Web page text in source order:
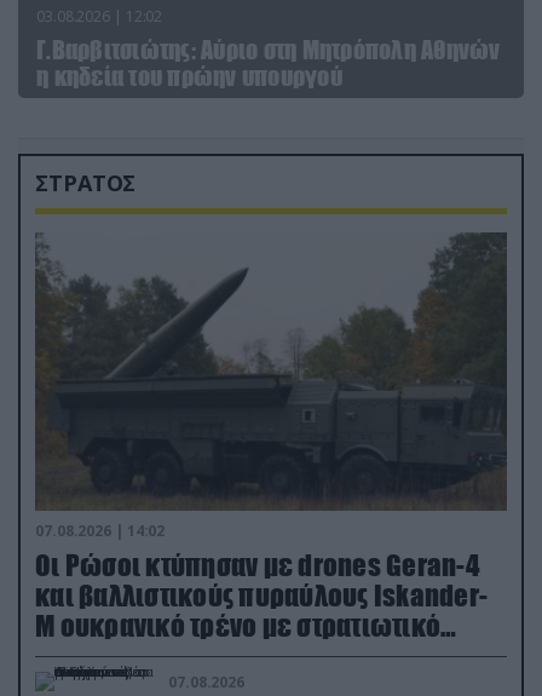
03.08.2026 | 12:02
Γ.Βαρβιτσιώτης: Aύριο στη Μητρόπολη Αθηνών
η κηδεία του πρώην υπουργού
ΣΤΡΑΤΟΣ
07.08.2026 | 14:02
Οι Ρώσοι κτύπησαν με drones Geran-4
και βαλλιστικούς πυραύλους Iskander-
M ουκρανικό τρένο με στρατιωτικό
εξοπλισμό
07.08.2026